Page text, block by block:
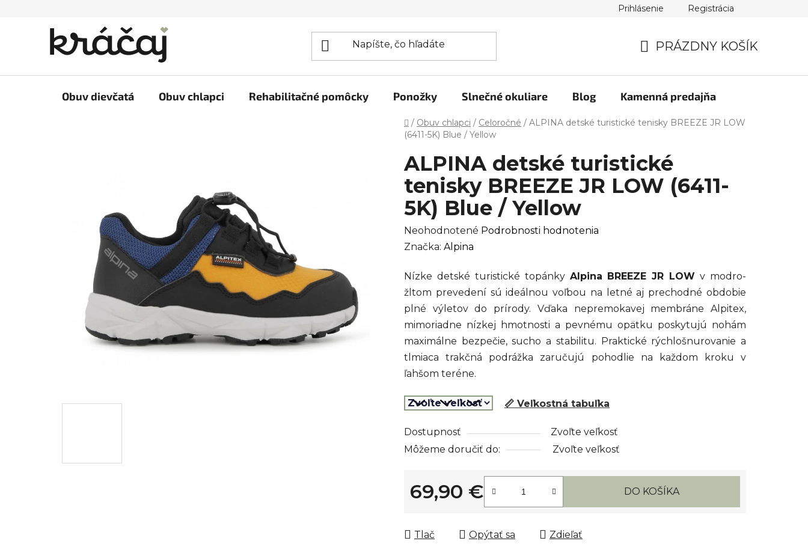
Prihlásenie Registrácia
KOŠÍK
PRÁZDNY KOŠÍK
Obuv dievčatá Obuv chlapci Rehabilitačné pomôcky Ponožky Slnečné okuliare Blog Kamenná predajňa
Domov
/ Obuv chlapci / Celoročné / ALPINA detské turistické tenisky BREEZE JR LOW
(6411-5K) Blue / Yellow
ALPINA detské turistické
tenisky BREEZE JR LOW (6411-
5K) Blue / Yellow
Priemerné
hodnotenie
je
0,0
z
5
hviezdičiek.
Neohodnotené Podrobnosti hodnotenia
Značka: Alpina
Nízke detské turistické topánky Alpina BREEZE JR LOW v modro-
žltom prevedení sú ideálnou voľbou na letné aj prechodné obdobie
plné výletov do prírody. Vďaka nepremokavej membráne Alpitex,
mimoriadne nízkej hmotnosti a pevnému opätku poskytujú nohám
maximálne bezpečie, sucho a stabilitu. Praktické rýchlošnurovanie a
tlmiaca trakčná podrážka zaručujú pohodlie na každom kroku v
ľahšom teréne.
📏 Veľkostná tabuľka
Dostupnosť
Zvoľte veľkosť
Môžeme doručiť do:
Zvoľte veľkosť
69,90 €
Jednotková cena:
DO KOŠÍKA
Tlač Opýtať sa Zdieľať